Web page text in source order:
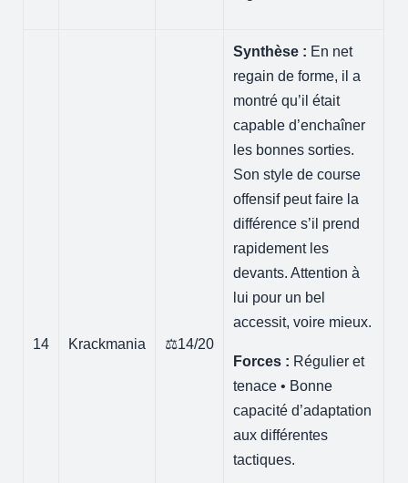
14 Krackmania ⚖️14/20
Synthèse : En net
regain de forme, il a
montré qu’il était
capable d’enchaîner
les bonnes sorties.
Son style de course
offensif peut faire la
différence s’il prend
rapidement les
devants. Attention à
lui pour un bel
accessit, voire mieux.
Forces : Régulier et
tenace • Bonne
capacité d’adaptation
aux différentes
tactiques.